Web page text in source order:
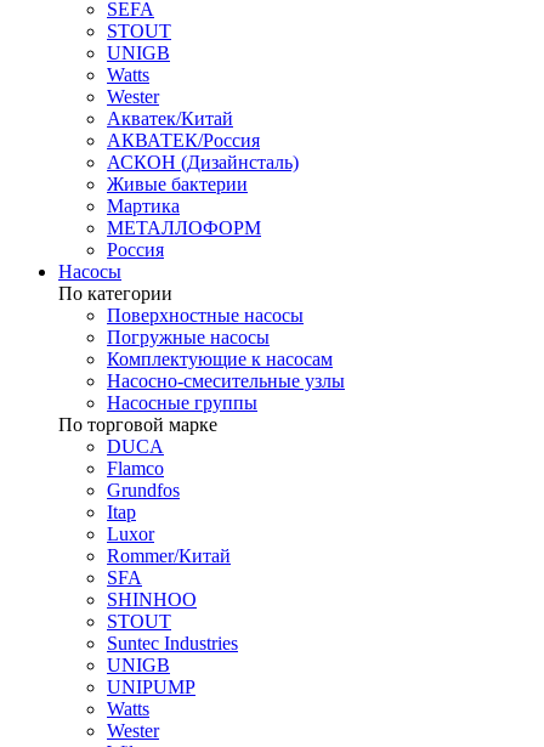
SEFA
STOUT
UNIGB
Watts
Wester
Акватек/Китай
АКВАТЕК/Россия
АСКОН (Дизайнсталь)
Живые бактерии
Мартика
МЕТАЛЛОФОРМ
Россия
Насосы
По категории
Поверхностные насосы
Погружные насосы
Комплектующие к насосам
Насосно-смесительные узлы
Насосные группы
По торговой марке
DUCA
Flamco
Grundfos
Itap
Luxor
Rommer/Китай
SFA
SHINHOO
STOUT
Suntec Industries
UNIGB
UNIPUMP
Watts
Wester